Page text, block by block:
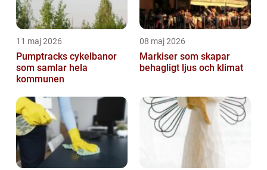
11 maj 2026
Pumptracks cykelbanor
som samlar hela
kommunen
08 maj 2026
Markiser som skapar
behagligt ljus och klimat